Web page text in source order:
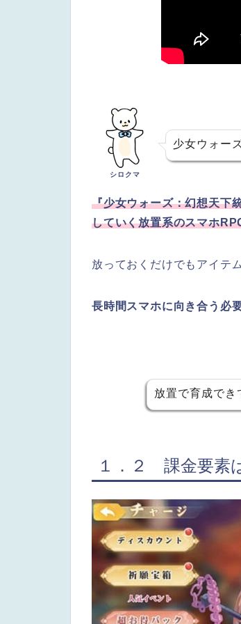
シロクマ
少女ウォー
『少女ウォーズ：幻想天下
していく放置系のスマホ
放っておくだけでもアイテ
長時間スマホに向き合う必
放置で育成でき
１．２ 課金要素